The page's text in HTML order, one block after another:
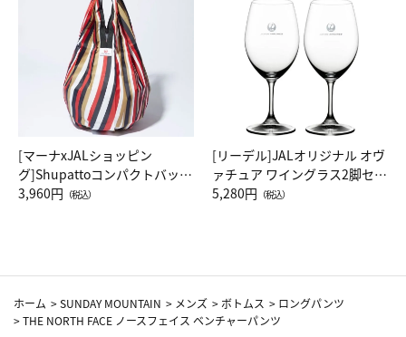
[マーナxJALショッピン
グ]Shupattoコンパクトバッグ
Drop JAL客室乗務員（LC）ス
3,960円 （税込）
[リーデル]JALオリジナル オヴ
ァチュア ワイングラス2脚セッ
ト（レッドワイン）
5,280円 （税込）
ホーム >SUNDAY MOUNTAIN > メンズ > ボトムス > ロングパンツ
>THE NORTH FACE ノースフェイス ベンチャーパンツ